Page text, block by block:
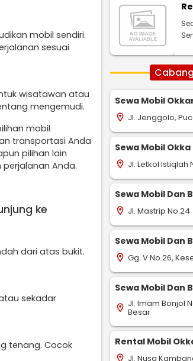
mobil sendiri.
sesuai
wisatawan atau
mengemudi.
mobil
transportasi Anda
pilihan lain
Anda.
ke
dari atas bukit.
sekadar
tenang. Cocok
Sewa Mobil
location_on Jl. Jenggolo,
Sewa Mobil
location_on Jl. Letkol Istiqlah
Sewa Mobil Dan
location_on Jl. Mastrip No.24
Sewa Mobil Dan
location_on Gg. V No.26,
Sewa Mobil Dan
location_on Jl. Imam Bonjol
Besar
Rental Mobil
location_on Jl. Nusa